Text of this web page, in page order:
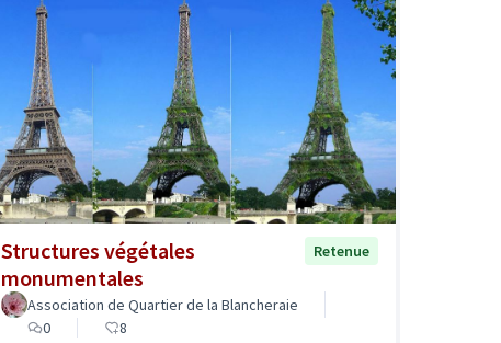
Structures végétales
monumentales
Retenue
Association de Quartier de la Blancheraie
0
8